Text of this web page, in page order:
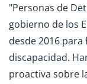
"Personas de
gobierno de los
desde 2016
discapacidad.
proactiva sobre